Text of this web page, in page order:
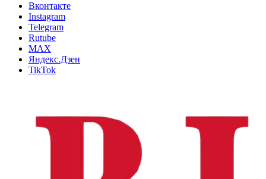
Вконтакте
Instagram
Telegram
Rutube
MAX
Яндекс.Дзен
TikTok